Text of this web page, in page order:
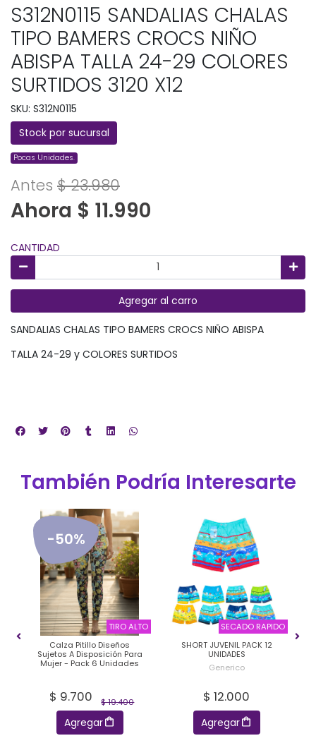
S312N0115 SANDALIAS CHALAS
TIPO BAMERS CROCS NIÑO
ABISPA TALLA 24-29 COLORES
SURTIDOS 3120 X12
SKU: S312N0115
Stock por sucursal
Pocas Unidades.
Antes $ 23.980
Ahora $ 11.990
CANTIDAD
Agregar al carro
SANDALIAS CHALAS TIPO BAMERS CROCS NIÑO ABISPA
TALLA 24-29 y COLORES SURTIDOS
También Podría Interesarte
-50%
TIRO ALTO
Calza Pitillo Diseños
Sujetos A Disposición Para
Mujer - Pack 6 Unidades
$ 19.400
$ 9.700
Agregar
SECADO RAPIDO
SHORT JUVENIL PACK 12
UNIDADES
Generico
$ 12.000
Agregar